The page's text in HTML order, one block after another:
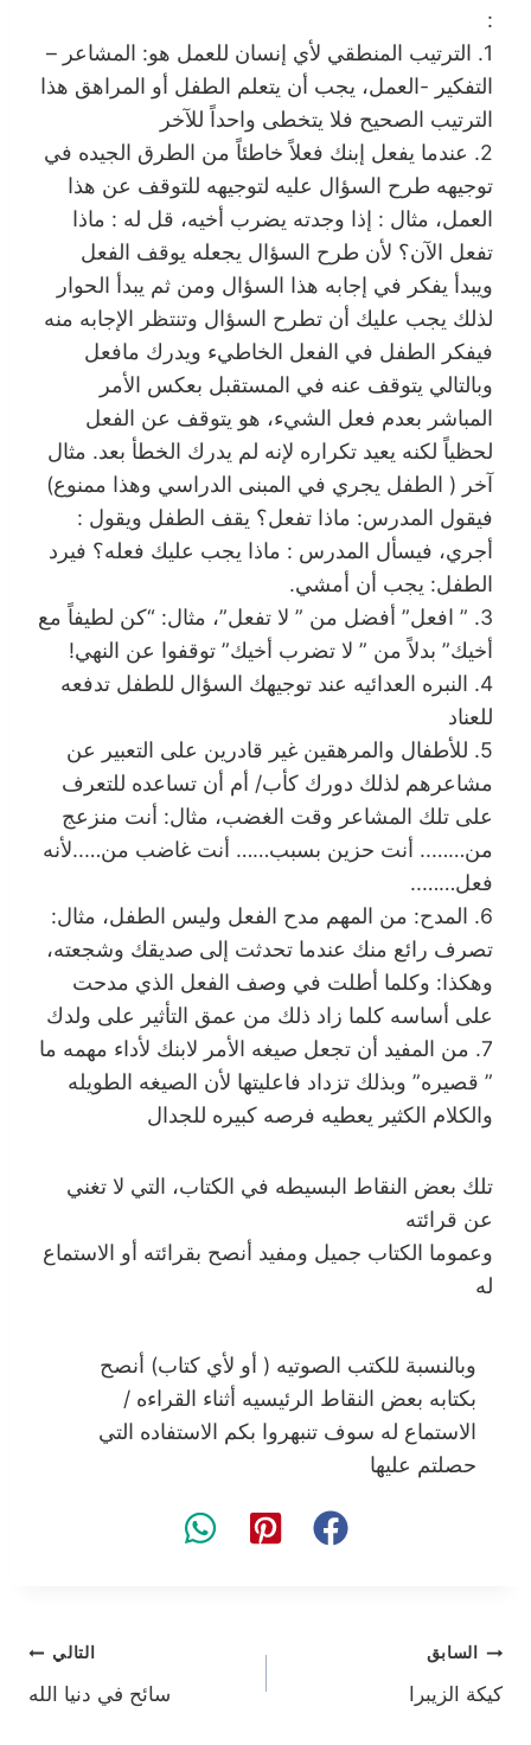
:
1. الترتيب المنطقي لأي إنسان للعمل هو: المشاعر –
التفكير -العمل، يجب أن يتعلم الطفل أو المراهق هذا
الترتيب الصحيح فلا يتخطى واحداً للآخر
2. عندما يفعل إبنك فعلاً خاطئاً من الطرق الجيده في
توجيهه طرح السؤال عليه لتوجيهه للتوقف عن هذا
العمل، مثال : إذا وجدته يضرب أخيه، قل له : ماذا
تفعل الآن؟ لأن طرح السؤال يجعله يوقف الفعل
ويبدأ يفكر في إجابه هذا السؤال ومن ثم يبدأ الحوار
لذلك يجب عليك أن تطرح السؤال وتنتظر الإجابه منه
فيفكر الطفل في الفعل الخاطيء ويدرك مافعل
وبالتالي يتوقف عنه في المستقبل بعكس الأمر
المباشر بعدم فعل الشيء، هو يتوقف عن الفعل
لحظياً لكنه يعيد تكراره لإنه لم يدرك الخطأ بعد. مثال
آخر ( الطفل يجري في المبنى الدراسي وهذا ممنوع)
فيقول المدرس: ماذا تفعل؟ يقف الطفل ويقول :
أجري، فيسأل المدرس : ماذا يجب عليك فعله؟ فيرد
الطفل: يجب أن أمشي.
3. ” افعل” أفضل من ” لا تفعل”، مثال: “كن لطيفاً مع
أخيك” بدلاً من ” لا تضرب أخيك” توقفوا عن النهي!
4. النبره العدائيه عند توجيهك السؤال للطفل تدفعه
للعناد
5. للأطفال والمرهقين غير قادرين على التعبير عن
مشاعرهم لذلك دورك كأب/ أم أن تساعده للتعرف
على تلك المشاعر وقت الغضب، مثال: أنت منزعج
من…….. أنت حزين بسبب…… أنت غاضب من…..لأنه
فعل……..
6. المدح: من المهم مدح الفعل وليس الطفل، مثال:
تصرف رائع منك عندما تحدثت إلى صديقك وشجعته،
وهكذا: وكلما أطلت في وصف الفعل الذي مدحت
على أساسه كلما زاد ذلك من عمق التأثير على ولدك
7. من المفيد أن تجعل صيغه الأمر لابنك لأداء مهمه ما
” قصيره” وبذلك تزداد فاعليتها لأن الصيغه الطويله
والكلام الكثير يعطيه فرصه كبيره للجدال
تلك بعض النقاط البسيطه في الكتاب، التي لا تغني
عن قرائته
وعموما الكتاب جميل ومفيد أنصح بقرائته أو الاستماع
له
وبالنسبة للكتب الصوتيه ( أو لأي كتاب) أنصح
بكتابه بعض النقاط الرئيسيه أثناء القراءه /
الاستماع له سوف تنبهروا بكم الاستفاده التي
حصلتم عليها
تصفّح
المقالات
السابق
كيكة الزيبرا
التالي
سائح في دنيا الله